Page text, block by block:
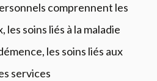
comprennent les
les soins liés à la maladie
les soins liés aux
services